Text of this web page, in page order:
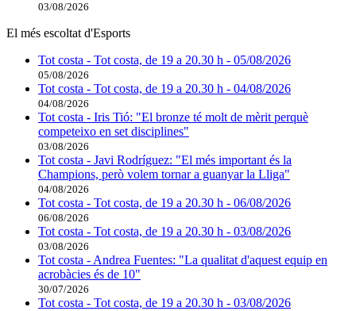
03/08/2026
El més escoltat d'Esports
Tot costa - Tot costa, de 19 a 20.30 h - 05/08/2026
05/08/2026
Tot costa - Tot costa, de 19 a 20.30 h - 04/08/2026
04/08/2026
Tot costa - Iris Tió: "El bronze té molt de mèrit perquè
competeixo en set disciplines"
03/08/2026
Tot costa - Javi Rodríguez: "El més important és la
Champions, però volem tornar a guanyar la Lliga"
04/08/2026
Tot costa - Tot costa, de 19 a 20.30 h - 06/08/2026
06/08/2026
Tot costa - Tot costa, de 19 a 20.30 h - 03/08/2026
03/08/2026
Tot costa - Andrea Fuentes: "La qualitat d'aquest equip en
acrobàcies és de 10"
30/07/2026
Tot costa - Tot costa, de 19 a 20.30 h - 03/08/2026